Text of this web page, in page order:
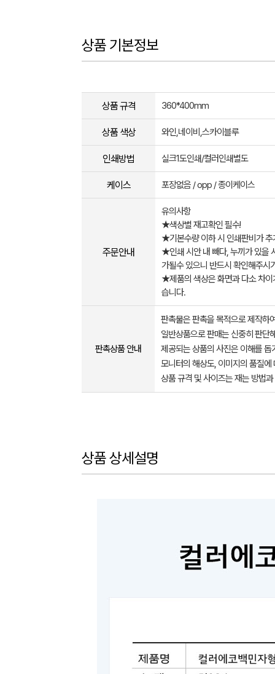
상품 기본정보
상품 규격 360*400mm
상품 색상 와인,네이비,스카이블루
인쇄방법 실크1도인쇄/컬러인쇄별도
케이스 포장없음 / opp / 종이케이스
주문안내
유의사항
★색상별 재고확인 필수!
★기본수량 이하 시 인쇄판비가
★인쇄 시안 내 빼다, 누끼가 있을
가될수 있으니 반드시 확인해주시
★제품의 색상은 화면과 다소 차이
습니다.
판촉상품 안내
판촉물은 판촉을 목적으로 제작하
일반상품으로 판매는 신중히 판단
제공되는 상품의 사진은 이해를
모니터의 해상도, 이미지의 품질
상품 규격 및 사이즈는 재는 방법
상품 상세설명